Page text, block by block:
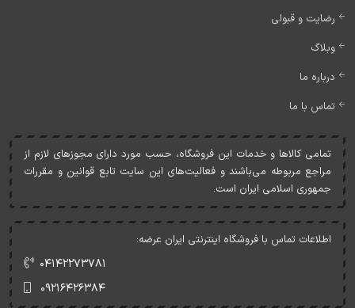
رضایت و قبولی
وبلاگ
درباره ما
تماس با ما
تمامی کالاها و خدمات اين فروشگاه، حسب مورد دارای مجوزهای لازم از
مراجع مربوطه می‌باشند و فعاليت‌های اين سايت تابع قوانين و مقررات
جمهوری اسلامی ايران است.
اطلاعات تماس با فروشگاه اینترنتی ایران عرضه:
۰۴۱۴۲۲۷۳۷۸۱
۰۹۲۱۶۴۲۶۳۸۴